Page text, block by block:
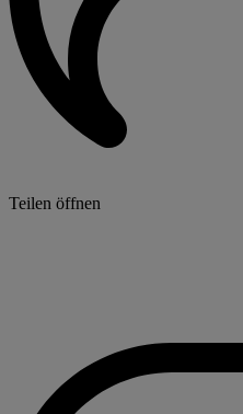
Teilen öffnen